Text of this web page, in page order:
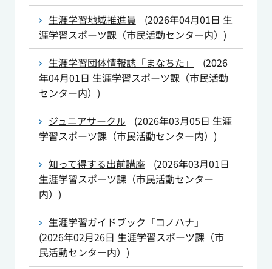
生涯学習地域推進員
(2026年04月01日 生
涯学習スポーツ課（市民活動センター内） )
生涯学習団体情報誌「まなちた」
(2026
年04月01日 生涯学習スポーツ課（市民活動
センター内） )
ジュニアサークル
(2026年03月05日 生涯
学習スポーツ課（市民活動センター内） )
知って得する出前講座
(2026年03月01日
生涯学習スポーツ課（市民活動センター
内） )
生涯学習ガイドブック「コノハナ」
(2026年02月26日 生涯学習スポーツ課（市
民活動センター内） )